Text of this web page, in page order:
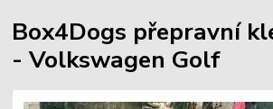
Box4Dogs přepravní
- Volkswagen Golf